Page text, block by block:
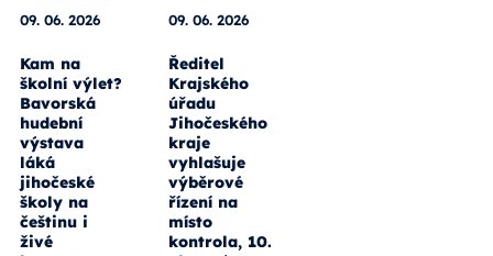
09. 06. 2026
Kam na
školní výlet?
Bavorská
hudební
výstava
láká
jihočeské
školy na
češtinu i
živé
09. 06. 2026
Ředitel
Krajského
úřadu
Jihočeského
kraje
vyhlašuje
výběrové
řízení na
místo
kontrola, 10.